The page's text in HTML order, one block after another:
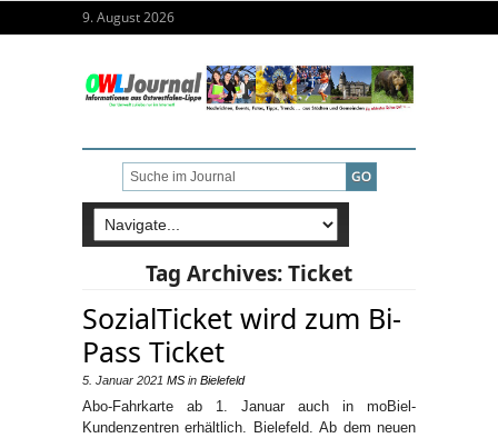
9. August 2026
Tag Archives:Ticket
SozialTicket wird zum Bi-
Pass Ticket
5. Januar 2021 MS in Bielefeld
Abo-Fahrkarte ab 1. Januar auch in moBiel-
Kundenzentren erhältlich. Bielefeld. Ab dem neuen